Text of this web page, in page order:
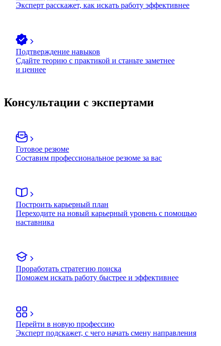
Эксперт расскажет, как искать работу эффективнее
Подтверждение навыков
Сдайте теорию с практикой и станьте заметнее
и ценнее
Консультации с экспертами
Готовое резюме
Составим профессиональное резюме за вас
Построить карьерный план
Переходите на новый карьерный уровень с помощью
наставника
Проработать стратегию поиска
Поможем искать работу быстрее и эффективнее
Перейти в новую профессию
Эксперт подскажет, с чего начать смену направления